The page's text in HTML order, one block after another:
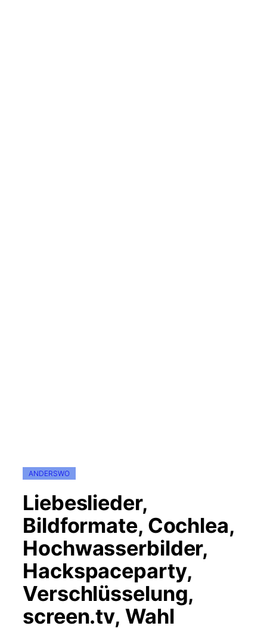
ANDERSWO
Liebeslieder,
Bildformate, Cochlea,
Hochwasserbilder,
Hackspaceparty,
Verschlüsselung,
screen​.tv, Wahl